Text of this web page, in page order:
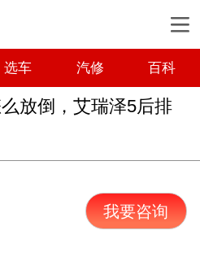
选车 汽修 百科
放倒，艾瑞泽5后排
我要咨询